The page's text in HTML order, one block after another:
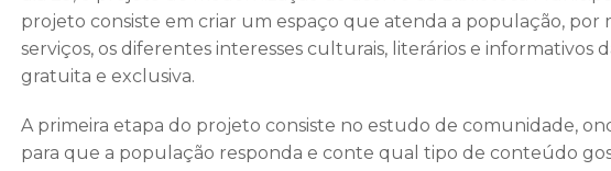
projeto consiste em criar um espaço que atenda a população, por
serviços, os diferentes interesses culturais, literários e informativos
gratuita e exclusiva.
A primeira etapa do projeto consiste no estudo de comunidade,
para que a população responda e conte qual tipo de conteúdo